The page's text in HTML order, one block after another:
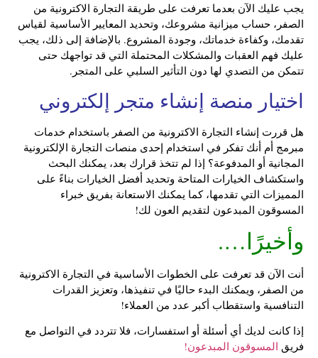
يجب عليك الآن بعدما تعرفت على طريقة التجارة الاكترونية من
الصفر، حساب ميزانية مشروعك، وتحديد المعايير الأساسية لقياس
تقدمك، وكفاءة خدماتك، وجودة المشروع. بالإضافة إلى ذلك، يجب
عليك فهم العقبات والمشكلات المحتملة التي قد تواجهك حتى
تتمكن من التصدي لها دون التأثير السلبي على المتجر.
اختيار منصة إنشاء متجر إلكتروني
هل قررت إنشاء التجارة الاكترونية من الصفر باستخدام خدمات
مبرمج أم أنك تفكر في استخدام إحدى منصات التجارة الإلكترونية
المجانية أو المدفوعة؟ إذا لم تتخذ قرارك بعد، يمكنك البحث
واستكشاف الخيارات المتاحة وتحديد أفضل الخيارات بناءً على
المميزات التي تقدمها، كما يمكنك الاستعانة بفريق خبراء
المسوقون المبدعون لتقديم العون لك!
وأخيرًا….
أنت الآن قد تعرفت على الخطوات الأساسية في التجارة الاكترونية
من الصفر، ويمكنك البدء حاليًا في تنفيذها، وتعزيز القدرات
التنافسية واستقطاب أكبر عدد من العملاء!
إذا كانت لديك أي أسئلة أو استفسارات، فلا تتردد في التواصل مع
فريق المسوقون المبدعون!